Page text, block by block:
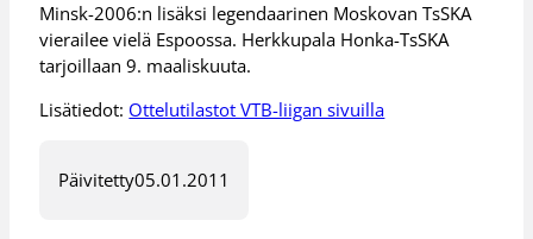
Minsk-2006:n lisäksi legendaarinen Moskovan TsSKA
vierailee vielä Espoossa. Herkkupala Honka-TsSKA
tarjoillaan 9. maaliskuuta.
Lisätiedot: Ottelutilastot VTB-liigan sivuilla
Päivitetty05.01.2011